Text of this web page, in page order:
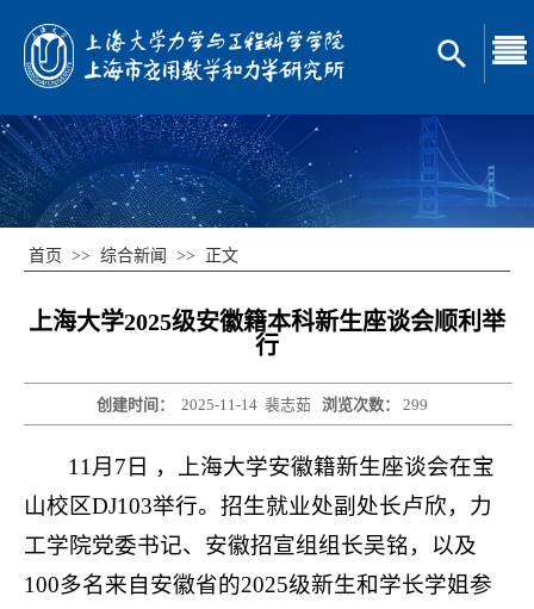
首页 >> 综合新闻 >> 正文
上海大学2025级安徽籍本科新生座谈会顺利举
行
创建时间： 2025-11-14 裴志茹 浏览次数： 299
11月7日 ，上海大学安徽籍新生座谈会在宝
山校区DJ103举行。招生就业处副处长卢欣，力
工学院党委书记、安徽招宣组组长吴铭，以及
100多名来自安徽省的2025级新生和学长学姐参